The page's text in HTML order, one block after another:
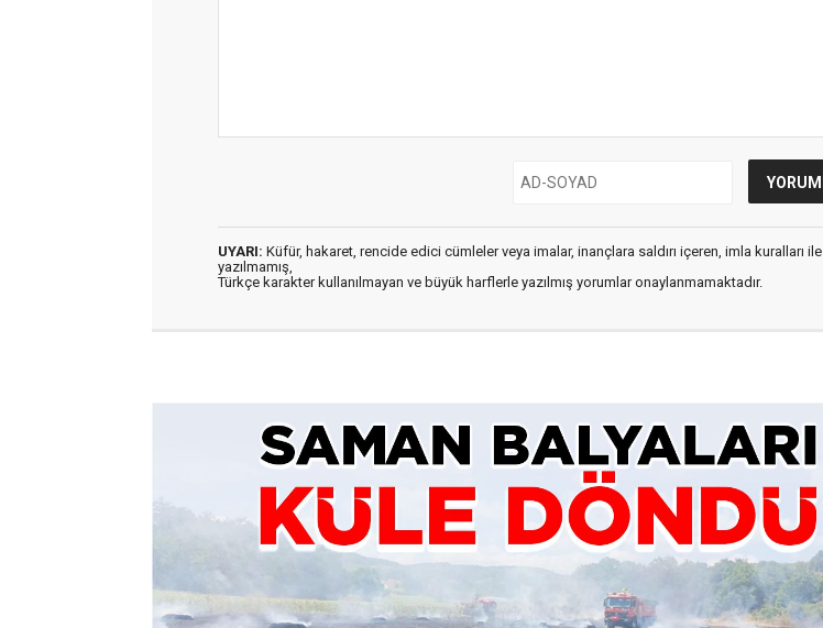
UYARI: Küfür, hakaret, rencide edici cümleler veya imalar, inançlara saldırı içeren, imla kuralları ile
yazılmamış,
Türkçe karakter kullanılmayan ve büyük harflerle yazılmış yorumlar onaylanmamaktadır.